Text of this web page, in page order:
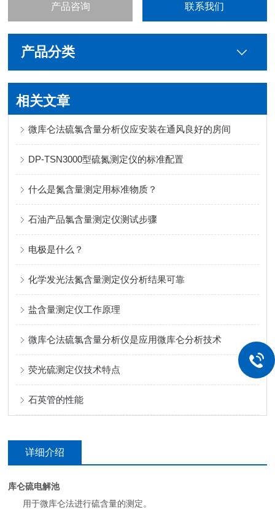
产品咨询 联系我们
产品分类
相关文章
微库仑法硫氯含量分析仪应安装在通风良好的房间
DP-TSN3000型硫氮测定仪的标准配置
什么是氮含量测定用标准物质？
石油产品氯含量测定仪测试步骤
电极是什么？
化学发光法氮含量测定仪分析结果可靠
盐含量测定仪工作原理
微库仑法硫氯含量分析仪是应用微库仑分析技术
荧光硫测定仪技术特点
石英管的性能
详细介绍
库仑硫电解池
用于微库仑法进行硫含量的测定。